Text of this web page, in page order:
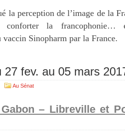
la perception de l’image de la
conforter la francophonie…
vaccin Sinopharm par la France.
27 fev. au 05 mars
Au Sénat
– Libreville et